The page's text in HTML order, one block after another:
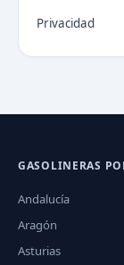
Privacidad
GASOLINERAS
Andalucía
Aragón
Asturias